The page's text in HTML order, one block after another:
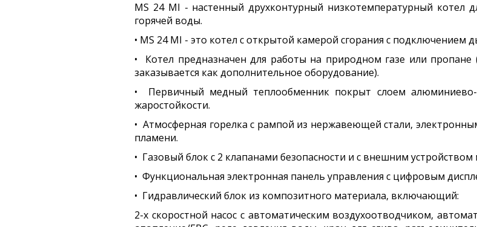
MS 24 MI - настенный друхконтурный низкотемпературный котел
горячей воды.
• MS 24 MI - это котел с открытой камерой сгорания с подключением
• Котел предназначен для работы на природном газе или
заказывается как дополнительное оборудование).
• Первичный медный теплообменник покрыт слоем алюминиево-
жаростойкости.
• Атмосферная горелка с рампой из нержавеющей стали,
пламени.
• Газовый блок с 2 клапанами безопасности и с внешним
• Функциональная электронная панель управления с цифровым
• Гидравлический блок из композитного материала, включающий:
2-х скоростной насос с автоматическим воздухоотводчиком,